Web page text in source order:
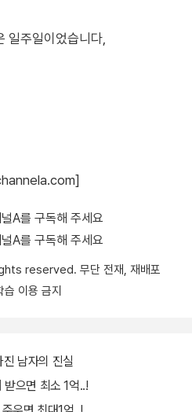
일주일이었습니다,
A를 구독해 주세요
A를 구독해 주세요
reserved. 무단 전재, 재배포
습 이용 금지